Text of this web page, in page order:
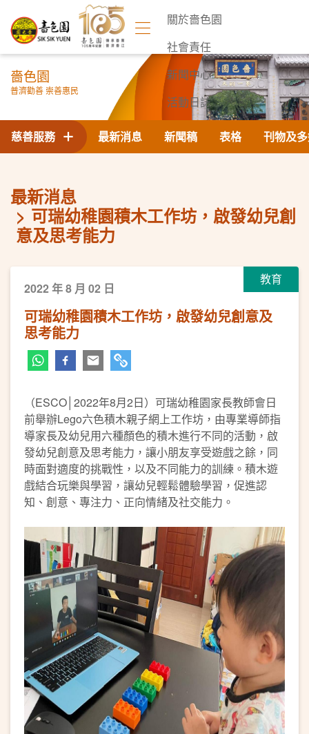
關於嗇色園
社會責任
新聞中心
活動日誌
聯絡我們
嗇色園
普濟勸善 崇善惠民
最新消息 新聞稿 表格 刊物及
慈善服務
最新消息
可瑞幼稚園積木工作坊，啟發幼兒創
意及思考能力
教育
2022 年 8 月 02 日
可瑞幼稚園積木工作坊，啟發幼兒創意及
思考能力
（ESCO│2022年8月2日）可瑞幼稚園家長教師會日
前舉辦Lego六色積木親子網上工作坊，由專業導師指
導家長及幼兒用六種顏色的積木進行不同的活動，啟
發幼兒創意及思考能力，讓小朋友享受遊戲之餘，同
時面對適度的挑戰性，以及不同能力的訓練。積木遊
戲結合玩樂與學習，讓幼兒輕鬆體驗學習，促進認
知、創意、專注力、正向情緒及社交能力。